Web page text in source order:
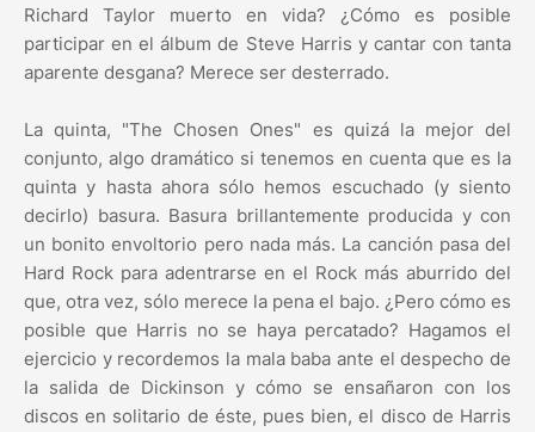
Richard Taylor muerto en vida? ¿Cómo es posible
participar en el álbum de Steve Harris y cantar con tanta
aparente desgana? Merece ser desterrado.
La quinta, "The Chosen Ones" es quizá la mejor del
conjunto, algo dramático si tenemos en cuenta que es la
quinta y hasta ahora sólo hemos escuchado (y siento
decirlo) basura. Basura brillantemente producida y con
un bonito envoltorio pero nada más. La canción pasa del
Hard Rock para adentrarse en el Rock más aburrido del
que, otra vez, sólo merece la pena el bajo. ¿Pero cómo es
posible que Harris no se haya percatado? Hagamos el
ejercicio y recordemos la mala baba ante el despecho de
la salida de Dickinson y cómo se ensañaron con los
discos en solitario de éste, pues bien, el disco de Harris